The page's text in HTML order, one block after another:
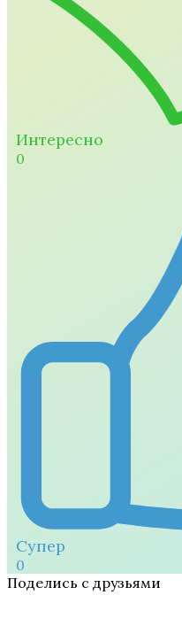
Интересно
0
Супер
0
Поделись с друзьями